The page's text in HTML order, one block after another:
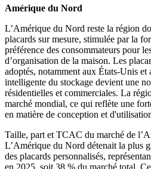
Amérique du Nord
L’Amérique du Nord reste la région
placards sur mesure, stimulée par la
préférence des consommateurs pour
d’organisation de la maison. Les
adoptés, notamment aux États-Unis et
intelligente du stockage devient une
résidentielles et commerciales. La
marché mondial, ce qui reflète une
en matière de conception et
Taille, part et TCAC du marché de
L’Amérique du Nord détenait la plus
des placards personnalisés,